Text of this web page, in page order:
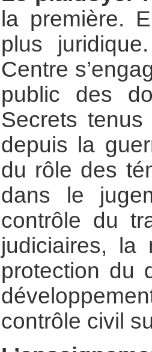
la première.
plus
Centre
public des
Secrets
depuis la
du rôle des
dans le
contrôle du
judiciaires, la
protection du
contrôle civil